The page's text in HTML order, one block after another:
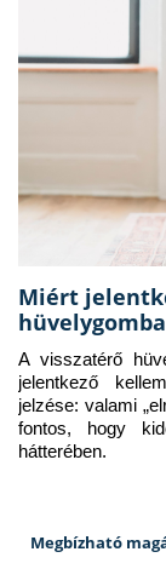
Miért
A visszatérő
jelentkező
jelzése: valami
fontos, hogy
hátterében.
Megbízható